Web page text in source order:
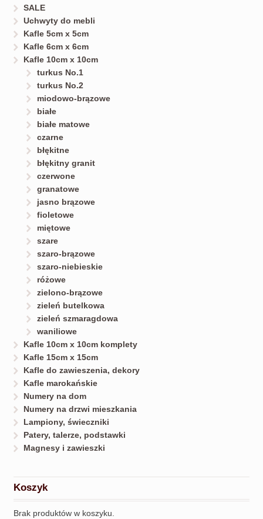
SALE
Uchwyty do mebli
Kafle 5cm x 5cm
Kafle 6cm x 6cm
Kafle 10cm x 10cm
turkus No.1
turkus No.2
miodowo-brązowe
białe
białe matowe
czarne
błękitne
błękitny granit
czerwone
granatowe
jasno brązowe
fioletowe
miętowe
szare
szaro-brązowe
szaro-niebieskie
różowe
zielono-brązowe
zieleń butelkowa
zieleń szmaragdowa
waniliowe
Kafle 10cm x 10cm komplety
Kafle 15cm x 15cm
Kafle do zawieszenia, dekory
Kafle marokańskie
Numery na dom
Numery na drzwi mieszkania
Lampiony, świeczniki
Patery, talerze, podstawki
Magnesy i zawieszki
Koszyk
Brak produktów w koszyku.